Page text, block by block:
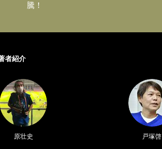
騰！
者紹介
原壮史 戸塚啓